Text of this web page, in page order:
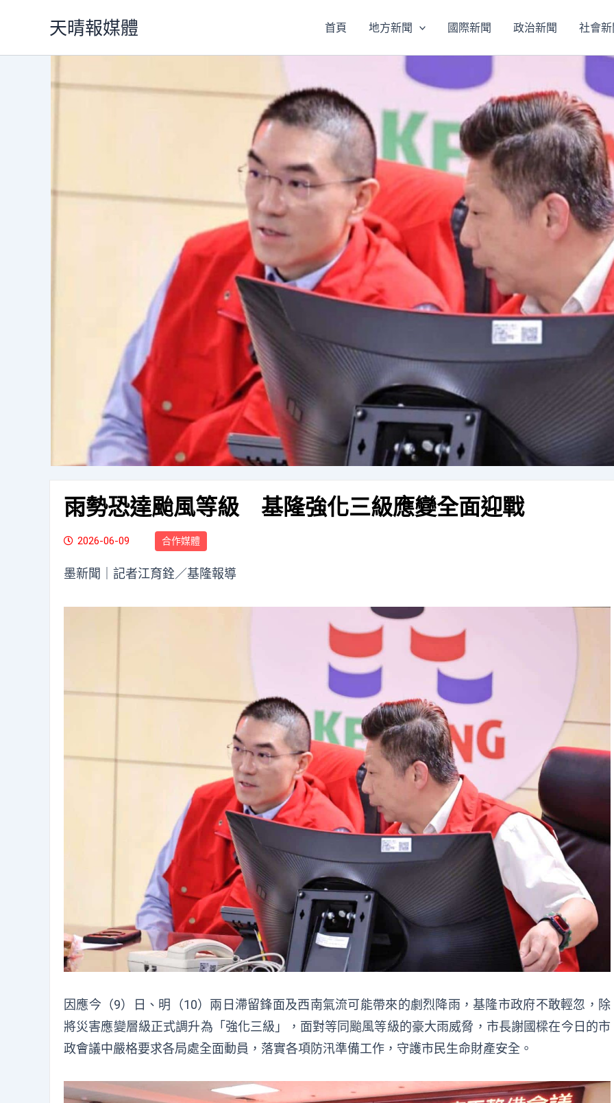
天晴報媒體 首頁 地方新聞 國際新聞 政治新聞 社會
雨勢恐達颱風等級 基隆強化三級應變全面迎戰
2026-06-09 合作媒體
墨新聞 ｜記者江育銓／基隆報導
因應今（9）日、明（10）兩日滯留鋒面及西南氣流可能帶來的劇烈降雨，基隆市政府不敢輕忽，除
將災害應變層級正式調升為「強化三級」，面對等同颱風等級的豪大雨威脅，市長謝國樑在今日的市
政會議中嚴格要求各局處全面動員，落實各項防汛準備工作，守護市民生命財產安全。